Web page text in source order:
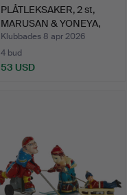
PLÅTLEKSAKER, 2 st,
MARUSAN & YONEYA,
lito…
Klubbades 8 apr 2026
4 bud
53 USD